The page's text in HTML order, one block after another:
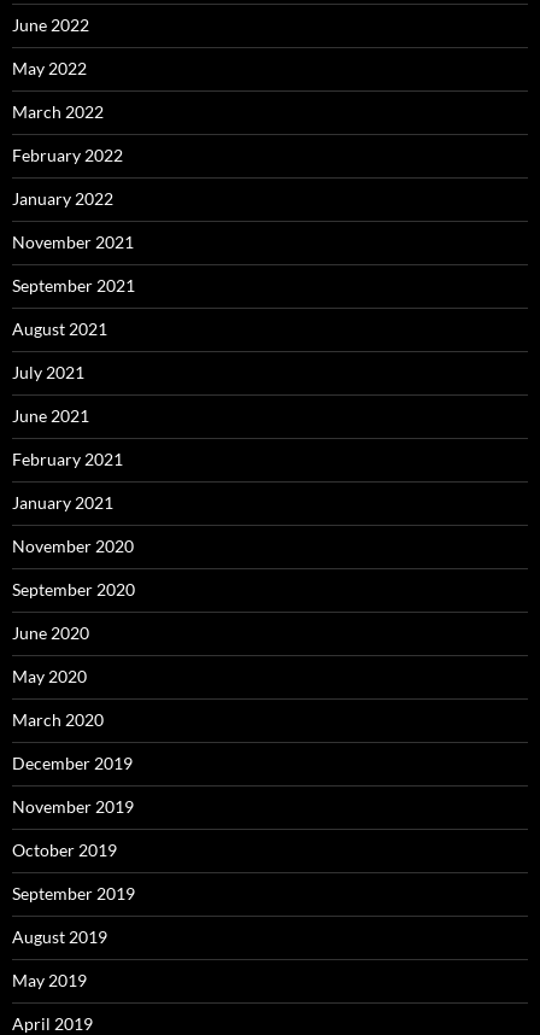
June 2022
May 2022
March 2022
February 2022
January 2022
November 2021
September 2021
August 2021
July 2021
June 2021
February 2021
January 2021
November 2020
September 2020
June 2020
May 2020
March 2020
December 2019
November 2019
October 2019
September 2019
August 2019
May 2019
April 2019